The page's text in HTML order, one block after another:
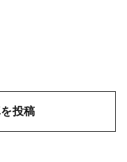
投稿